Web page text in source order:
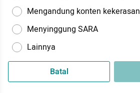
Mengandung konten kekerasan
Menyinggung SARA
Lainnya
Batal